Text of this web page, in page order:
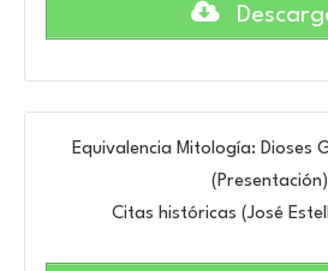
Equivalencia Mitología: Dioses
(Presentación)
Citas históricas (José